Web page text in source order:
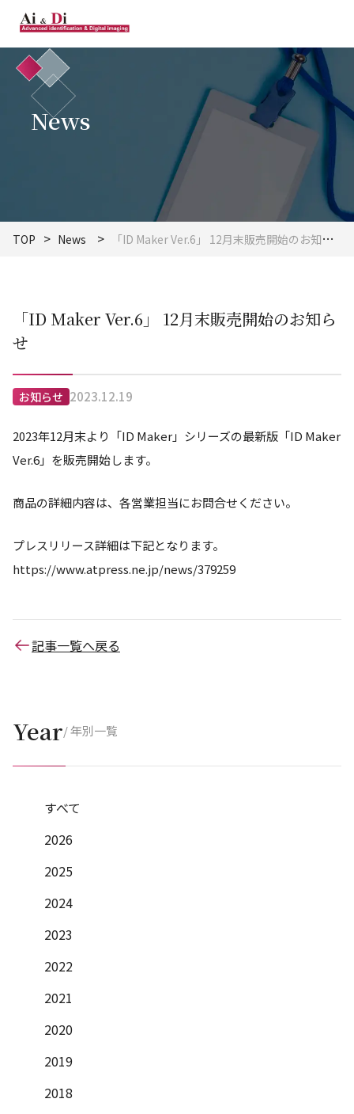
News
TOP News 「ID Maker Ver.6」 12月末販売開始のお知らせ
「ID Maker Ver.6」 12月末販売開始のお知ら
せ
お知らせ 2023.12.19
2023年12月末より「ID Maker」シリーズの最新版「ID Maker
Ver.6」を販売開始します。
商品の詳細内容は、各営業担当にお問合せください。
プレスリリース詳細は下記となります。
https://www.atpress.ne.jp/news/379259
記事一覧へ戻る
Year/ 年別一覧
すべて
2026
2025
2024
2023
2022
2021
2020
2019
2018